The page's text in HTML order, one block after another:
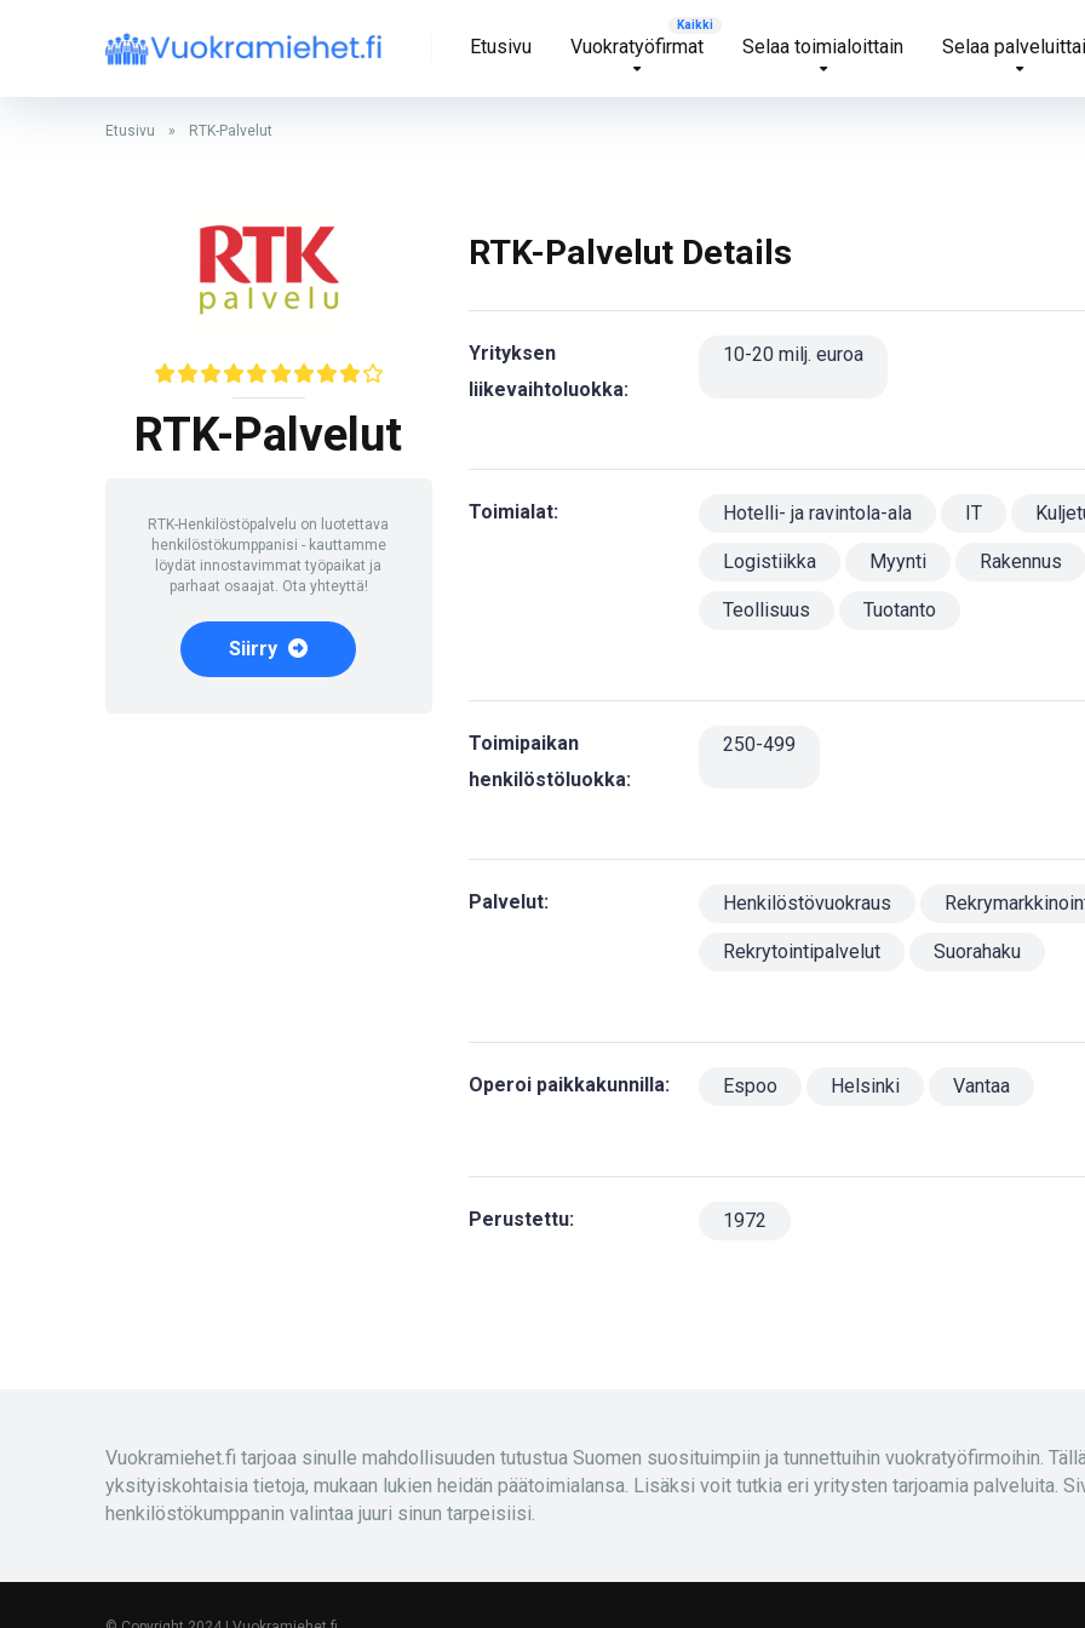
Etusivu Vuokratyöfirmat Selaa toimialoittain Selaa
Etusivu » RTK-Palvelut
RTK-Palvelut
RTK-Henkilöstöpalvelu on luotettava
henkilöstökumppanisi - kauttamme
löydät innostavimmat työpaikat ja
parhaat osaajat. Ota yhteyttä!
Siirry
RTK-Palvelut Details
Yrityksen
liikevaihtoluokka:
10-20 milj. euroa
Toimialat: Hotelli- ja ravintola-ala IT
Logistiikka Myynti Rakennus
Teollisuus Tuotanto
Toimipaikan
henkilöstöluokka:
250-499
Palvelut: Henkilöstövuokraus
Rekrytointipalvelut Suorahaku
Operoi paikkakunnilla: Espoo Helsinki Vantaa
Perustettu: 1972
Vuokramiehet.fi tarjoaa sinulle mahdollisuuden tutustua Suomen suosituimpiin ja tunnettuihin vuokratyöfirmoihin.
yksityiskohtaisia tietoja, mukaan lukien heidän päätoimialansa. Lisäksi voit tutkia eri yritysten tarjoamia palveluita.
henkilöstökumppanin valintaa juuri sinun tarpeisiisi.